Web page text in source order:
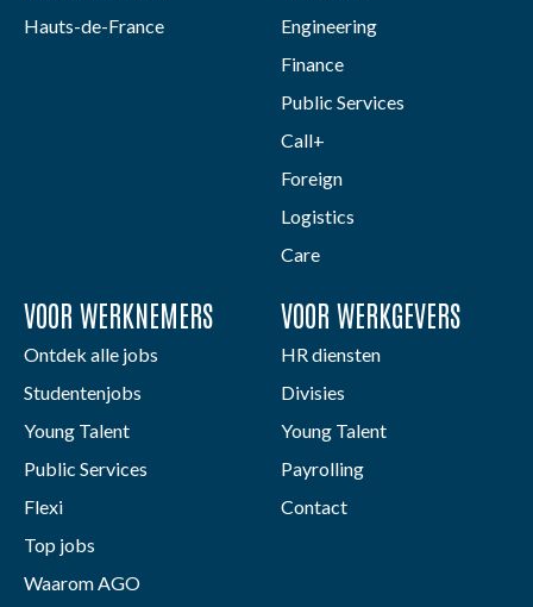
Hauts-de-France
Engineering
Finance
Public Services
Call+
Foreign
Logistics
Care
VOOR WERKNEMERS
Ontdek alle jobs
Studentenjobs
Young Talent
Public Services
Flexi
Top jobs
Waarom AGO
VOOR WERKGEVERS
HR diensten
Divisies
Young Talent
Payrolling
Contact